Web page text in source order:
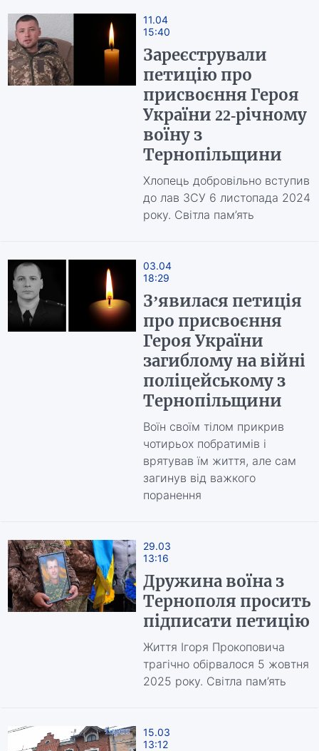
11.04
15:40
Зареєстрували
петицію про
присвоєння Героя
України 22-річному
воїну з
Тернопільщини
Хлопець добровільно вступив
до лав ЗСУ 6 листопада 2024
року. Світла пам’ять
03.04
18:29
З’явилася петиція
про присвоєння
Героя України
загиблому на війні
поліцейському з
Тернопільщини
Воїн своїм тілом прикрив
чотирьох побратимів і
врятував їм життя, але сам
загинув від важкого
поранення
29.03
13:16
Дружина воїна з
Тернополя просить
підписати петицію
Життя Ігоря Прокоповича
трагічно обірвалося 5 жовтня
2025 року. Світла пам’ять
15.03
13:12